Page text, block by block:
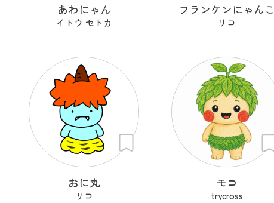
あわにゃん
イトウ セトカ
フランケンにゃんこ
リコ
おに丸
リコ
モコ
trycross